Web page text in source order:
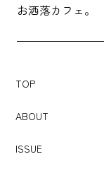
お洒落カフェ。
TOP
ABOUT
ISSUE